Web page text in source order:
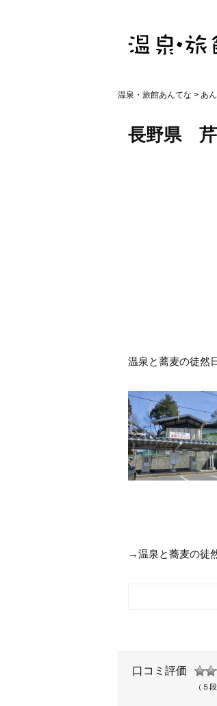
温泉・旅館あんてな > あ
長野県 芹
温泉と蕎麦の徒然
→温泉と蕎麦の徒
口コミ評価
（５